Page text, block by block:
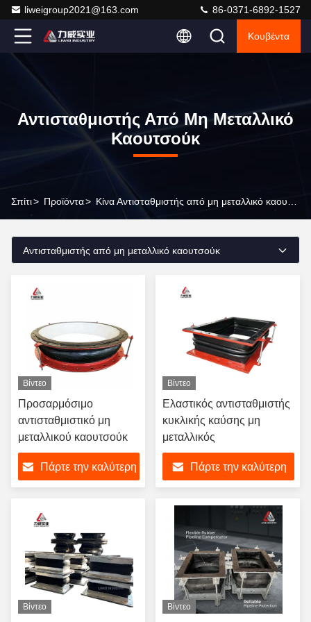
liweigroup2021@163.com 86-0371-6892-1527
Κουβέντα
Αντισταθμιστής Από Μη Μεταλλικό
Καουτσούκ
Σπίτι> Προϊόντα>
Αντισταθμιστής από μη μεταλλικό καουτσούκ
Βίντεο
Προσαρμόσιμο
αντισταθμιστικό μη
μεταλλικού καουτσούκ
Πάρτε την καλύτερη
Βίντεο
Ελαστικός αντισταθμιστής
κυκλικής καύσης μη
μεταλλικός
Πάρτε την καλύτερη
Βίντεο Βίντεο